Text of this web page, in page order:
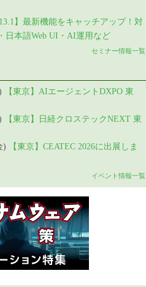
】最新機能をキャッチアップ！対
日本語Web UI・AI運用など
セミナー情報一覧
【東京】AIエージェントDXPO 東
【東京】日経クロステックNEXT 東
)
【東京】CEATEC 2026に出展しま
イベント情報一覧